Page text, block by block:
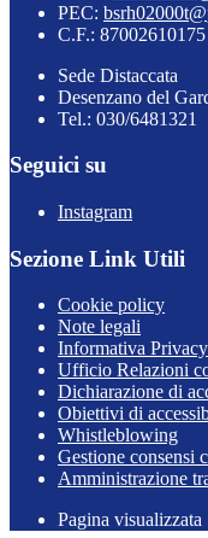
PEC:
C.F.: 87002610175
Sede Distaccata
Desenzano del
Tel.: 030/6481321
Seguici su
Instagram
Sezione Link Utili
Cookie policy
Note legali
Informativa Privacy
Ufficio Relazioni
Dichiarazione di
Obiettivi di
Whistleblowing
Gestione consensi
Amministrazione
Pagina visualizzata